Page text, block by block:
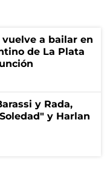
a bailar en
de La Plata
y Rada,
y Harlan